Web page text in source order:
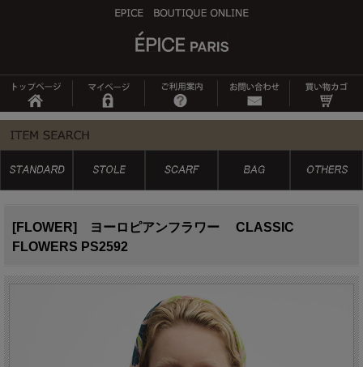
[FLOWER] ヨーロピアンフラワー CLASSIC
FLOWERS PS2592